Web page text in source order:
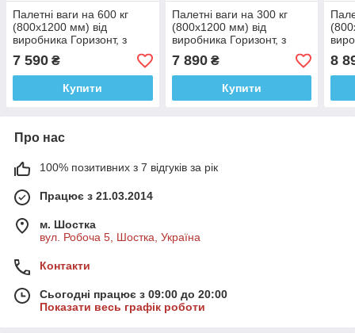
Палетні ваги на 600 кг
(800х1200 мм) від
виробника Горизонт, з
калькулятором, серія
«ЕКОНОМ»
7 590 ₴
Купити
Палетні ваги на 300 кг
(800х1200 мм) від
виробника Горизонт, з
калькулятором, серія
«ЕКОНОМ»
7 890₴
Купити
8
Про нас
100% позитивних з 7 відгуків за рік
Працює з 21.03.2014
м. Шостка
вул. Робоча 5, Шостка, Україна
Контакти
Сьогодні працює з 09:00 до 20:00
Показати весь графік роботи